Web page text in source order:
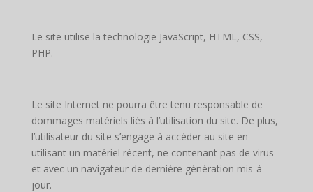
Le site utilise la technologie JavaScript, HTML, CSS,
PHP.
Le site Internet ne pourra être tenu responsable de
dommages matériels liés à l’utilisation du site. De plus,
l’utilisateur du site s’engage à accéder au site en
utilisant un matériel récent, ne contenant pas de virus
et avec un navigateur de dernière génération mis-à-
jour.